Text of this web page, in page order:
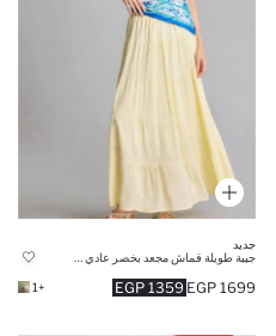
جديد
1359 EGP 1699 EGP
+1